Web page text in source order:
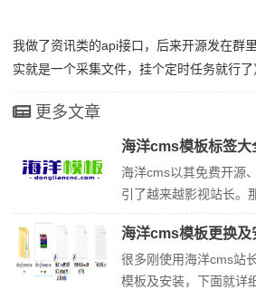
我做了资讯类的api接口，后来开源发在群
实就是一个采集文件，挂个定时任务就行了
更多文章
海洋cms模板标签大
海洋cms以其免费开源
引了越来越影视站长。
中，模板标签是必须要
洋cms模板标签大全，
用，赶快收藏起来吧！
相关必要说明 01.全局
海洋cms模板更换及
很多刚使用海洋cms站
模板及安装，下面就详